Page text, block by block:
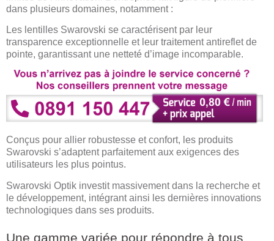
dans plusieurs domaines, notamment :
Les lentilles Swarovski se caractérisent par leur
transparence exceptionnelle et leur traitement antireflet de
pointe, garantissant une netteté d’image incomparable.
Conçus pour allier robustesse et confort, les produits
Swarovski s’adaptent parfaitement aux exigences des
utilisateurs les plus pointus.
Swarovski Optik investit massivement dans la recherche et
le développement, intégrant ainsi les dernières innovations
technologiques dans ses produits.
Une gamme variée pour répondre à tous